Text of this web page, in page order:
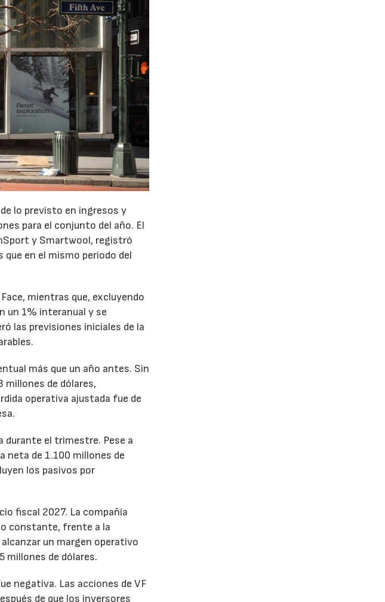
lo previsto en ingresos y
para el conjunto del año. El
y Smartwool, registró
en el mismo periodo del
mientras que, excluyendo
un 1% interanual y se
las previsiones iniciales de la
más que un año antes. Sin
millones de dólares,
operativa ajustada fue de
durante el trimestre. Pese a
neta de 1.100 millones de
los pasivos por
fiscal 2027. La compañía
constante, frente a la
un margen operativo
millones de dólares.
negativa. Las acciones de VF
de que los inversores